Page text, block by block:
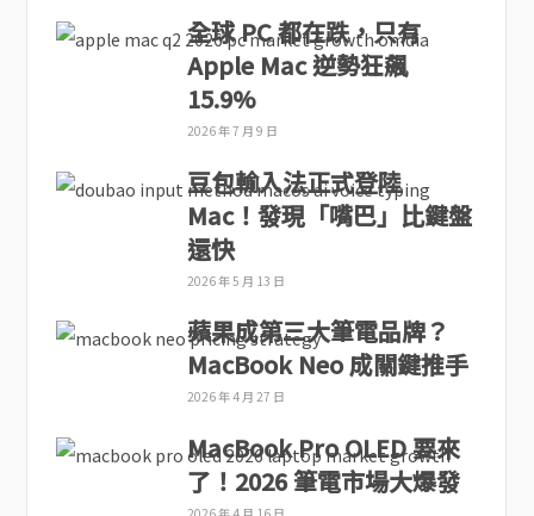
全球 PC 都在跌，只有
Apple Mac 逆勢狂飆
15.9%
2026 年 7 月 9 日
豆包輸入法正式登陸
Mac！發現「嘴巴」比鍵盤
還快
2026 年 5 月 13 日
蘋果成第三大筆電品牌？
MacBook Neo 成關鍵推手
2026 年 4 月 27 日
MacBook Pro OLED 要來
了！2026 筆電市場大爆發